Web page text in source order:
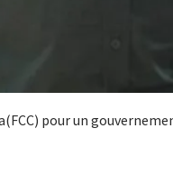
pour un